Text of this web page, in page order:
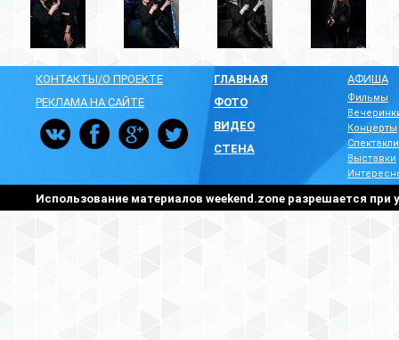
КОНТАКТЫ/О ПРОЕКТЕ
РЕКЛАМА НА САЙТЕ
ГЛАВНАЯ
ФОТО
ВИДЕО
СТЕНА
АФИША
Фильмы
Концерты
Спектакли
Выставки
Использование материалов weekend.zone разрешается